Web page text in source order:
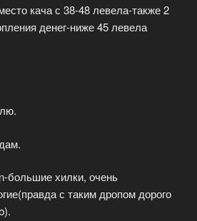
кача с 38-48 левела-также 2
денег-ниже 45 левела
большие хилки, очень
с таким дропом дорого